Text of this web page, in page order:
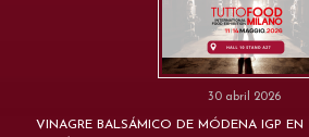
30 abril 2026
VINAGRE BALSÁMICO DE MÓDENA IGP